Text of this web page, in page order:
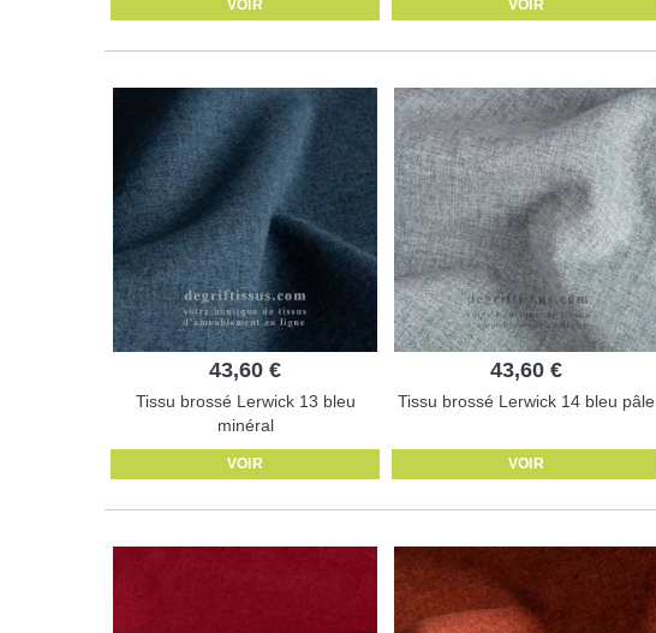
VOIR VOIR
43,60 €
Tissu brossé Lerwick 13 bleu
minéral
VOIR
43,60 €
Tissu brossé Lerwick 14 bleu pâle
VOIR